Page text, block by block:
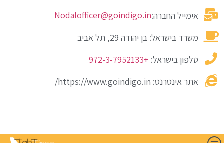
אימייל החברה:Nodalofficer@goindigo.in
משרד בישראל: בן יהודה 29, תל אביב
טלפון בישראל: +972-3-7952133
אתר אינטרנט: https://www.goindigo.in/